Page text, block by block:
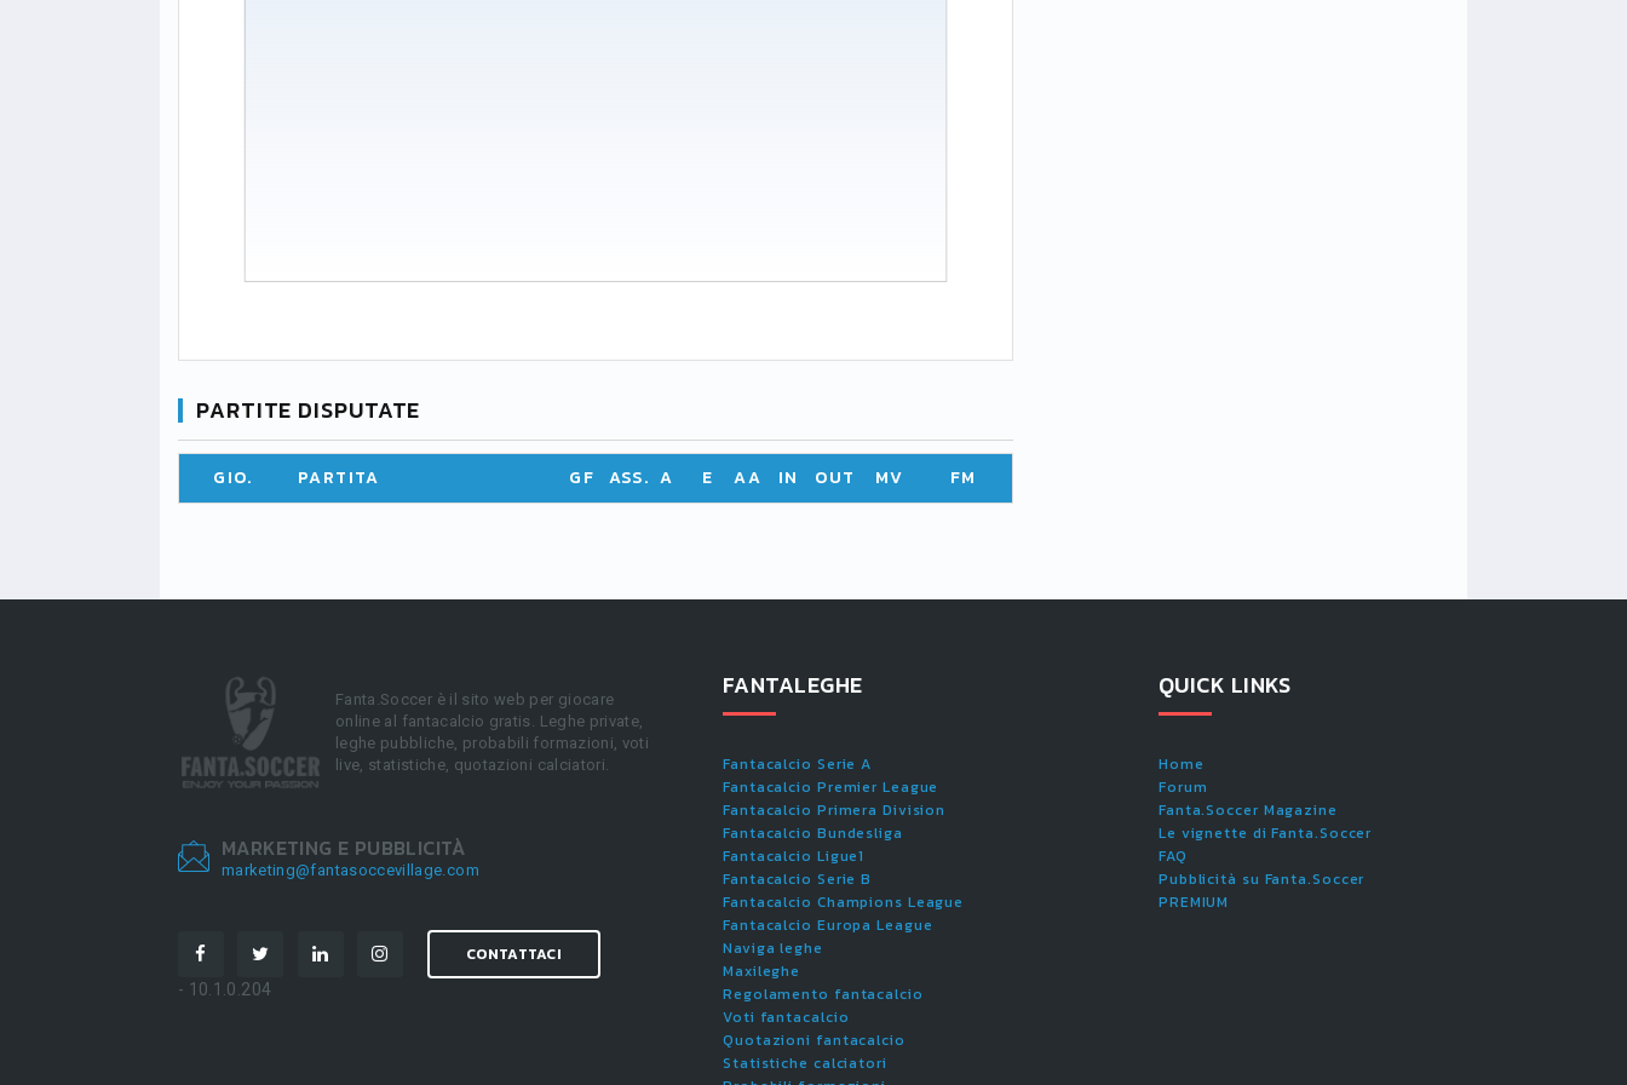
PARTITE DISPUTATE
GIO. PARTITA GF ASS. A E AA IN OUT MV FM
Fanta.Soccer è il sito web per giocare
online al fantacalcio gratis. Leghe private,
leghe pubbliche, probabili formazioni, voti
live, statistiche, quotazioni calciatori.
MARKETING E PUBBLICITÀ
marketing@fantasoccevillage.com
CONTATTACI
- 10.1.0.204
FANTALEGHE
Fantacalcio Serie A
Fantacalcio Premier League
Fantacalcio Primera Division
Fantacalcio Bundesliga
Fantacalcio Ligue1
Fantacalcio Serie B
Fantacalcio Champions League
Fantacalcio Europa League
Naviga leghe
Maxileghe
Regolamento fantacalcio
Voti fantacalcio
Quotazioni fantacalcio
Statistiche calciatori
QUICK LINKS
Home
Forum
Fanta.Soccer Magazine
Le vignette di Fanta.Soccer
FAQ
Pubblicità su Fanta.Soccer
PREMIUM